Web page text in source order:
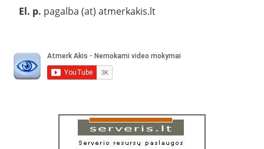
El. p. pagalba (at) atmerkakis.lt